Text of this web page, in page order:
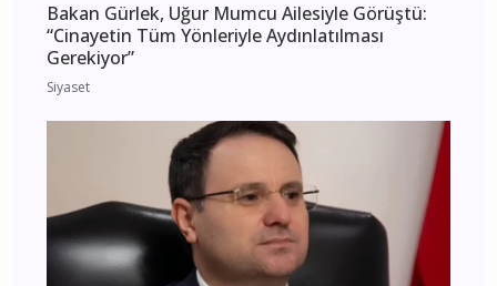
Bakan Gürlek, Uğur Mumcu Ailesiyle Görüştü:
“Cinayetin Tüm Yönleriyle Aydınlatılması
Gerekiyor”
Siyaset